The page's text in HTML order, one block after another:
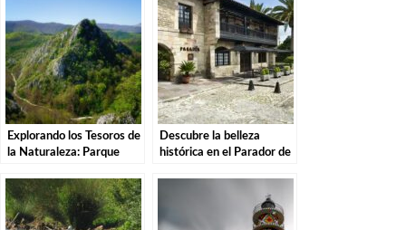
Explorando los Tesoros de
la Naturaleza: Parque
Nansa en Tudanca.
Descubre la belleza
histórica en el Parador de